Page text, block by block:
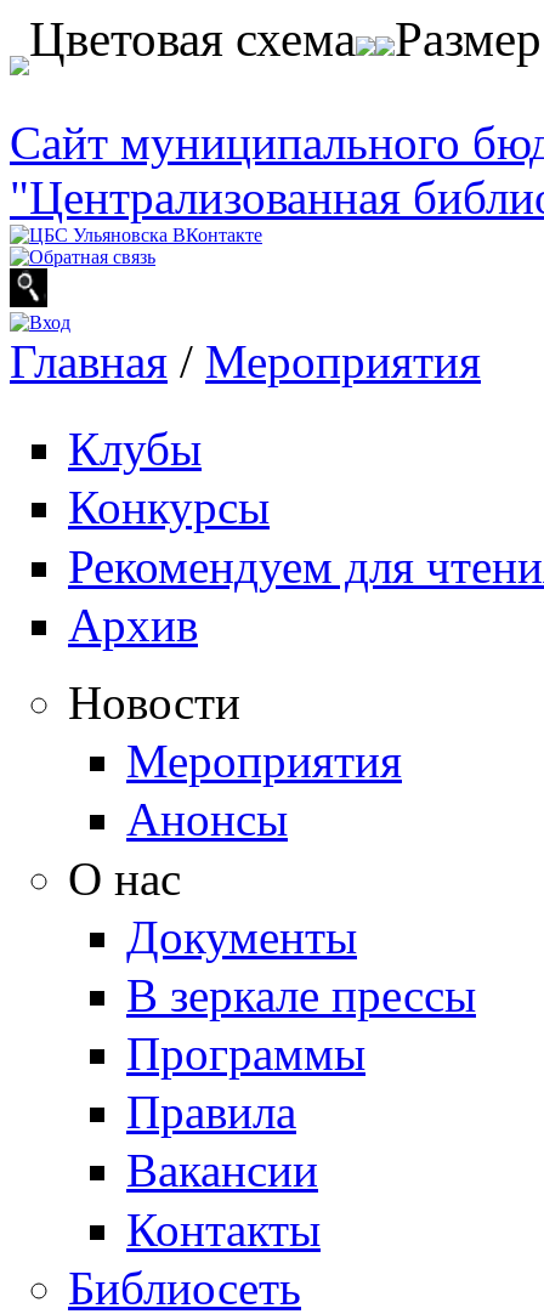
Перейти к основному содержанию
Цветовая схема
Сайт муниципального
"Централизованная
Вы здесь
Главная / Мероприятия
Клубы
Конкурсы
Рекомендуем для
Архив
Новости
Мероприятия
Анонсы
О нас
Документы
В зеркале прессы
Программы
Правила
Вакансии
Контакты
Библиосеть